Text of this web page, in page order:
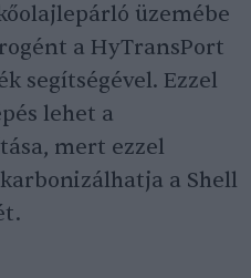
üzemébe
a HyTransPort
segítségével. Ezzel
lehet a
mert ezzel
a Shell